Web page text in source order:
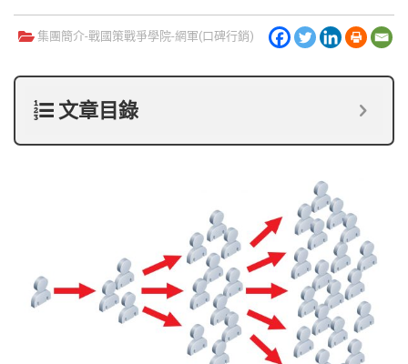
集團簡介-戰國策戰爭學院-網軍(口碑行銷)
文章目錄